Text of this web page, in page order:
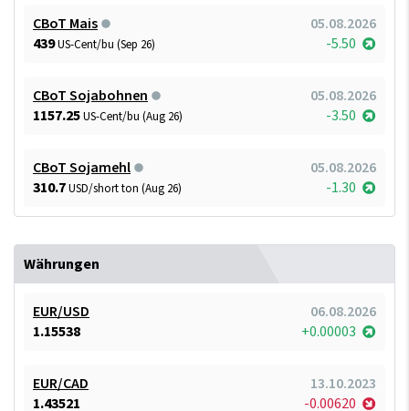
CBoT Mais
05.08.2026
439US-Cent/bu (Sep 26) -5.50
CBoT Sojabohnen
05.08.2026
1157.25US-Cent/bu (Aug 26) -3.50
CBoT Sojamehl
05.08.2026
310.7USD/short ton (Aug 26) -1.30
Währungen
EUR/USD
06.08.2026
1.15538
+0.00003
EUR/CAD
13.10.2023
1.43521
-0.00620